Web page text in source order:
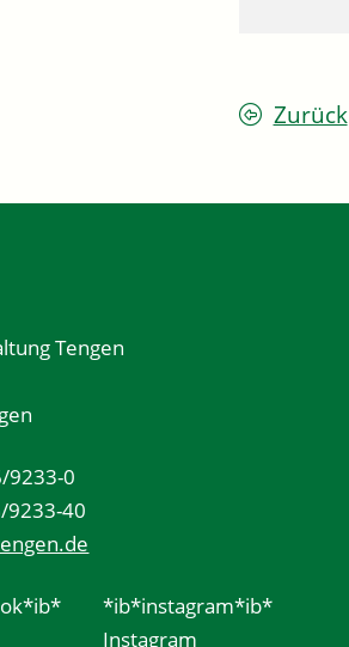
Zurück
Tengen
9233-0
9233-40
*ib*instagram*ib*
Instagram